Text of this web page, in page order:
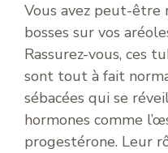
Vous avez peut-
bosses sur vos
Rassurez-vous, ces
sont tout à fait
sébacées qui se
hormones comme
progestérone. Leur